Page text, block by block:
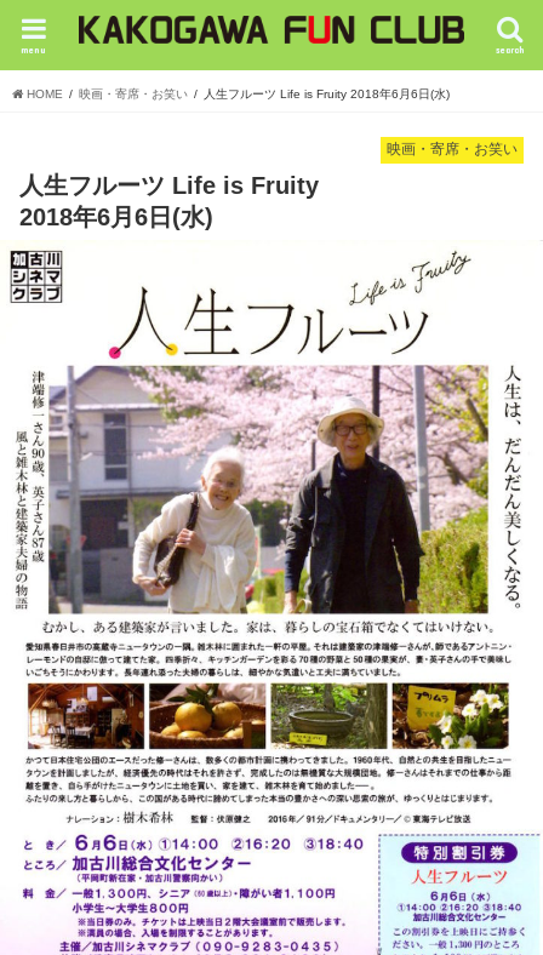
search
menu
HOME 映画・寄席・お笑い 人生フルーツ Life is Fruity 2018年6月6日(水)
映画・寄席・お笑い
人生フルーツ Life is Fruity
2018年6月6日(水)